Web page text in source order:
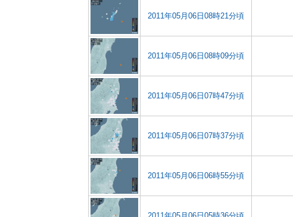
2011年05月06日08時21分頃
2011年05月06日08時09分頃
2011年05月06日07時47分頃
2011年05月06日07時37分頃
2011年05月06日06時55分頃